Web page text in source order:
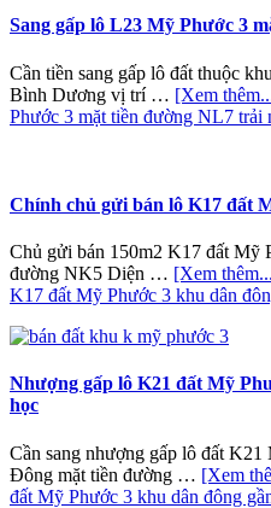
Sang gấp lô L23 Mỹ Phước 3
Cần tiền sang gấp lô đất thuộc
Bình Dương vị trí … [Xem
Phước 3 mặt tiền đường NL7 trải
Chính chủ gửi bán lô K17 đất
Chủ gửi bán 150m2 K17 đất Mỹ
đường NK5 Diện … [Xem
K17 đất Mỹ Phước 3 khu dân
Nhượng gấp lô K21 đất Mỹ
học
Cần sang nhượng gấp lô đất
Đông mặt tiền đường … [Xem
đất Mỹ Phước 3 khu dân đông